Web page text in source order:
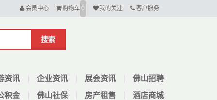
会员中心 购物车 0 我的关注 客户服务
搜索
资讯 企业资讯 展会资讯 佛山招聘
积金 佛山社保 房产租售 酒店商城